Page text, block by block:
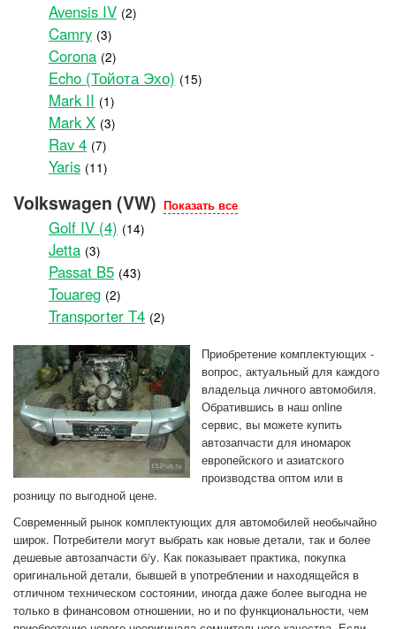
Avensis IV (2)
Camry (3)
Corona (2)
Echo (Тойота Эхо) (15)
Mark II (1)
Mark X (3)
Rav 4 (7)
Yaris (11)
Volkswagen (VW) Показать все
Golf IV (4) (14)
Jetta (3)
Passat B5 (43)
Touareg (2)
Transporter T4 (2)
Приобретение комплектующих -
вопрос, актуальный для каждого
владельца личного автомобиля.
Обратившись в наш online
сeрвис, вы можете купить
автозапчасти для иномарок
европейского и азиатского
производства оптом или в
розницу по выгодной цене.
Современный рынок комплектующих для автомобилей необычайно
широк. Потребители могут выбрать как новые детали, так и более
дешевые автозапчасти б/у. Как показывает практика, покупка
оригинальной детали, бывшей в употреблении и находящейся в
отличном техническом состоянии, иногда даже более выгодна не
только в финансовом отношении, но и по функциональности, чем